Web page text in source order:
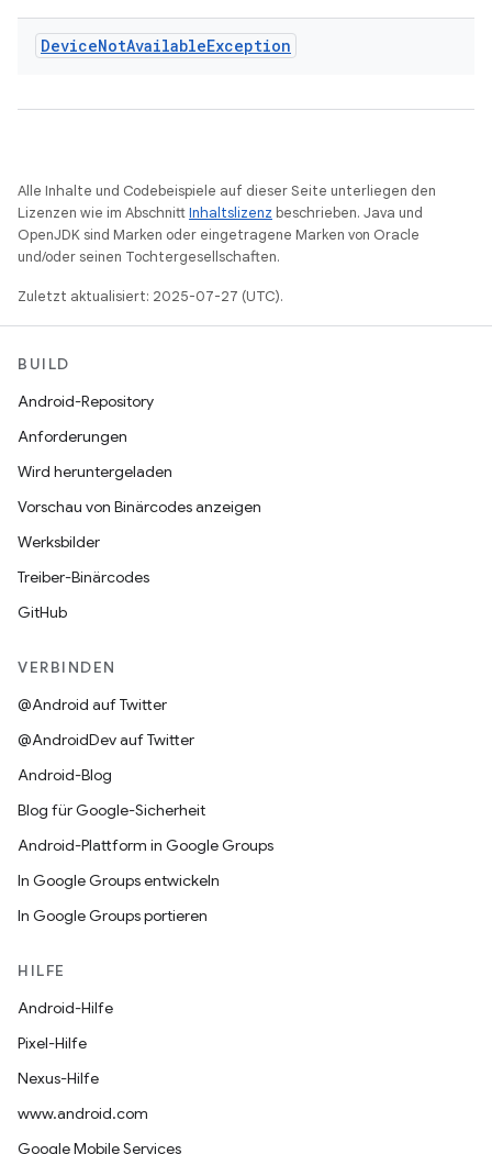
DeviceNotAvailableException
Alle Inhalte und Codebeispiele auf dieser Seite unterliegen den
Lizenzen wie im AbschnittInhaltslizenz beschrieben. Java und
OpenJDK sind Marken oder eingetragene Marken von Oracle
und/oder seinen Tochtergesellschaften.
Zuletzt aktualisiert: 2025-07-27 (UTC).
BUILD
Android-Repository
Anforderungen
Wird heruntergeladen
Vorschau von Binärcodes anzeigen
Werksbilder
Treiber-Binärcodes
GitHub
VERBINDEN
@Android auf Twitter
@AndroidDev auf Twitter
Android-Blog
Blog für Google-Sicherheit
Android-Plattform in Google Groups
In Google Groups entwickeln
In Google Groups portieren
HILFE
Android-Hilfe
Pixel-Hilfe
Nexus-Hilfe
www.android.com
Google Mobile Services